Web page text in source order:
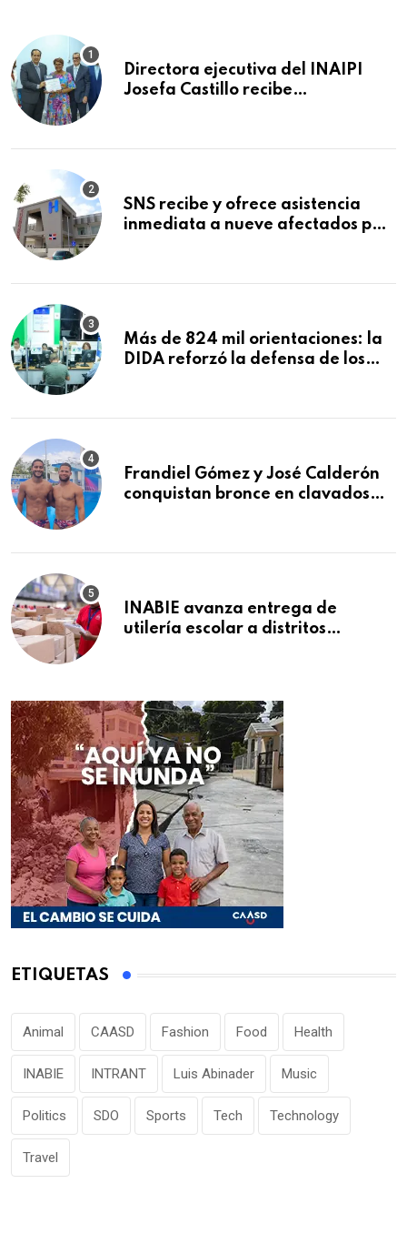
Directora ejecutiva del INAIPI
Josefa Castillo recibe
SNS recibe y ofrece asistencia
inmediata a nueve afectados por
Macorís
Más de 824 mil orientaciones: la
DIDA reforzó la defensa de los
Frandiel Gómez y José Calderón
conquistan bronce en clavados
INABIE avanza entrega de
utilería escolar a distritos
ETIQUETAS
Animal CAASD Fashion Food Health
INABIE INTRANT Luis Abinader Music
Politics SDO Sports Tech Technology
Travel